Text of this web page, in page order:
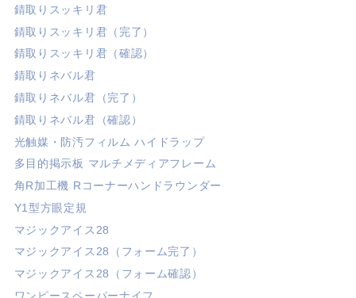
錆取りスッキリ君
錆取りスッキリ君（完了）
錆取りスッキリ君（確認）
錆取りネバル君
錆取りネバル君（完了）
錆取りネバル君（確認）
光触媒・防汚フィルム ハイドラップ
多目的掲示板 マルチメディアフレーム
角R加工機 Rコーナーハンドラウンダー
Y1型方眼定規
マジックアイス28
マジックアイス28（フォーム完了）
マジックアイス28（フォーム確認）